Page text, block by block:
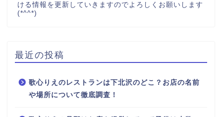
ける情報を更新していきますのでよろしくお願いします
(*^^*)
最近の投稿
歌心りえのレストランは下北沢のどこ？お店の名前
や場所について徹底調査！